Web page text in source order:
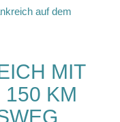
auf dem
MIT
KM